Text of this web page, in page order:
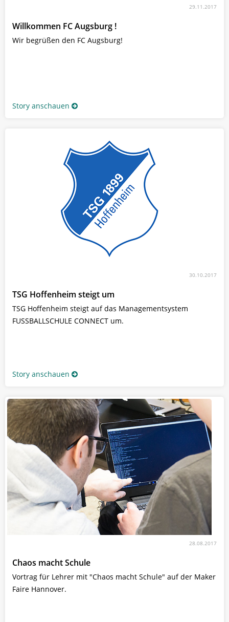
29.11.2017
Willkommen FC Augsburg !
Wir begrüßen den FC Augsburg!
Story anschauen
30.10.2017
TSG Hoffenheim steigt um
TSG Hoffenheim steigt auf das Managementsystem
FUSSBALLSCHULE CONNECT um.
Story anschauen
28.08.2017
Chaos macht Schule
Vortrag für Lehrer mit "Chaos macht Schule" auf der Maker
Faire Hannover.